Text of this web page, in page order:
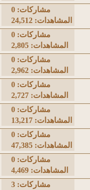
مشاركات: 0
المشاهدات: 24,512
مشاركات: 0
المشاهدات: 2,805
مشاركات: 0
المشاهدات: 2,962
مشاركات: 0
المشاهدات: 2,727
مشاركات: 0
المشاهدات: 13,217
مشاركات: 0
المشاهدات: 47,385
مشاركات: 0
المشاهدات: 4,469
مشاركات: 3